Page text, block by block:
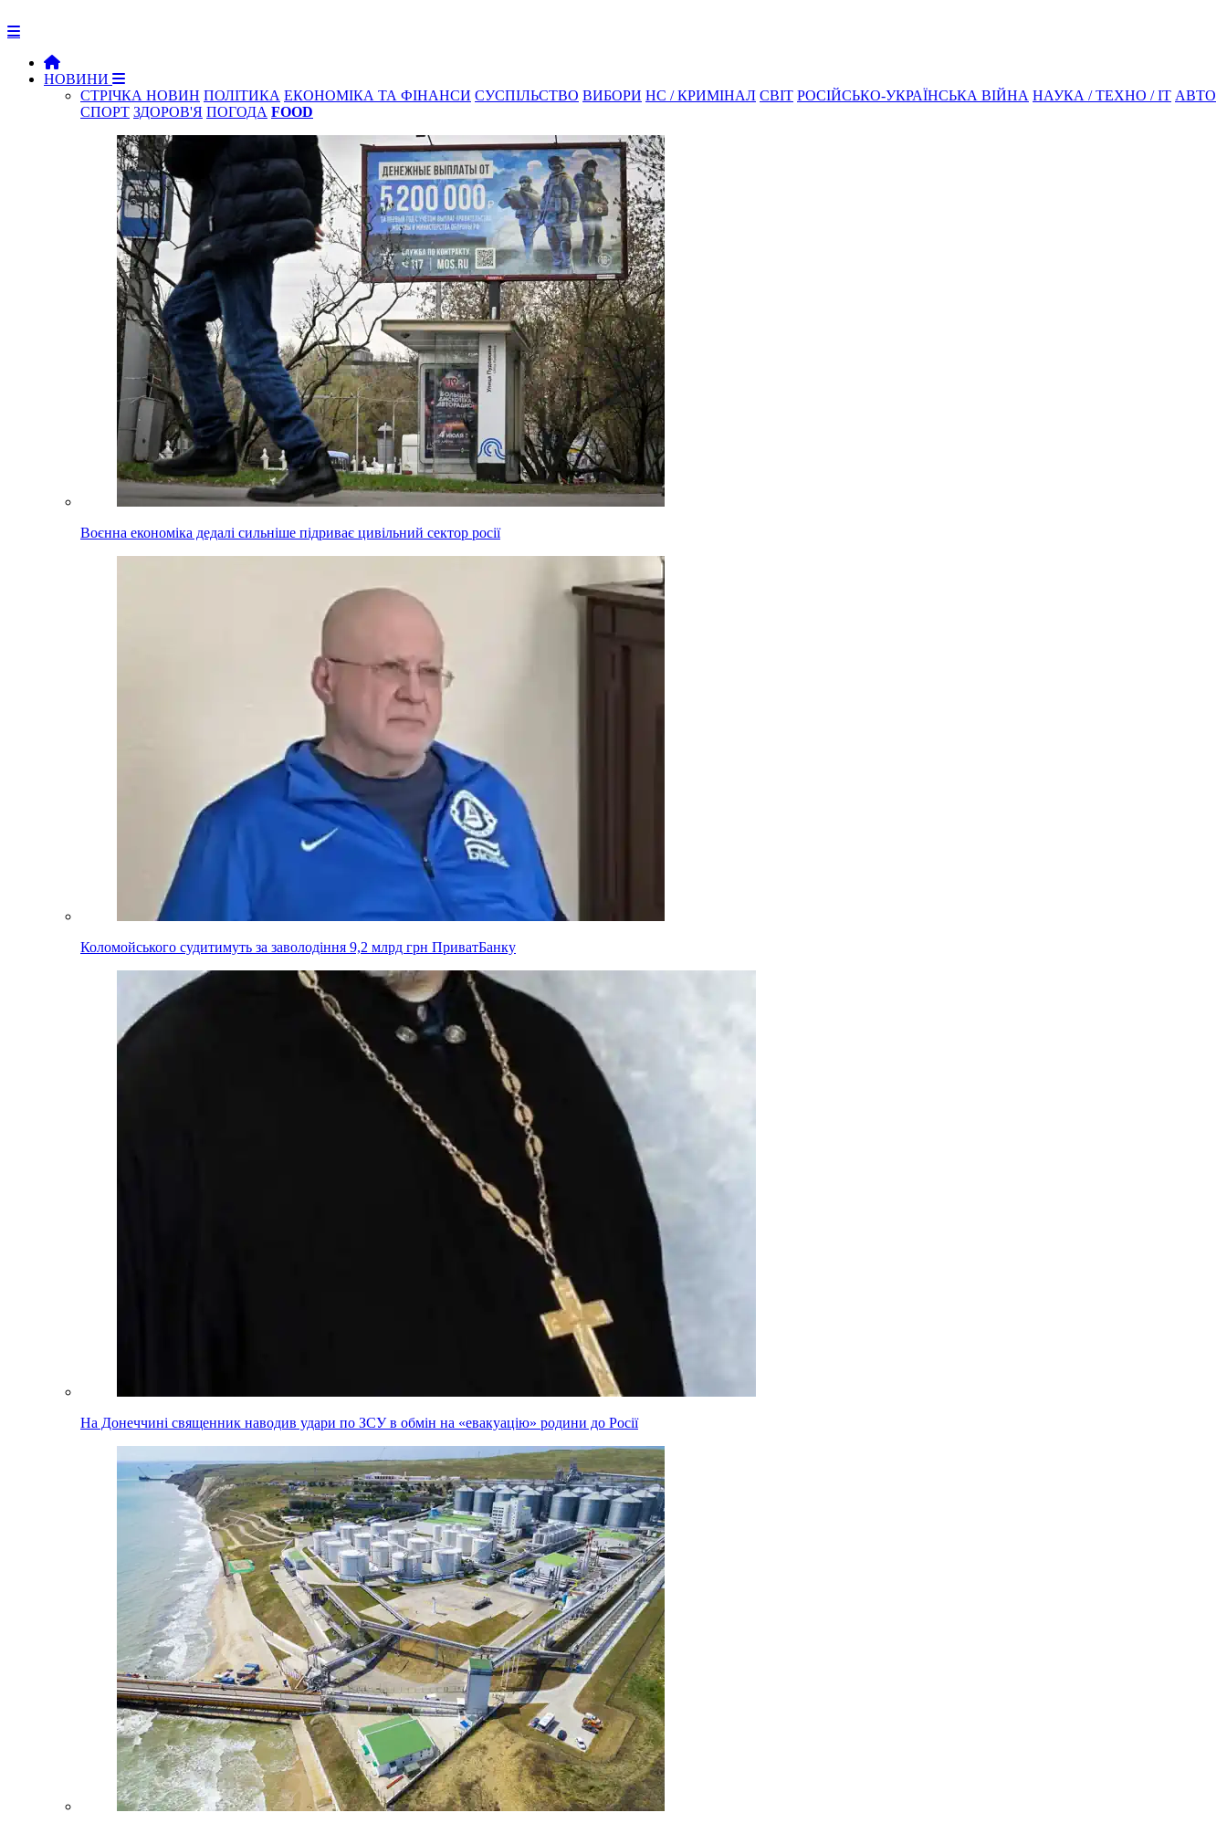
НОВИНИ
СТРІЧКА НОВИН ПОЛІТИКА ЕКОНОМІКА ТА ФІНАНСИ СУСПІЛЬСТВО ВИБОРИ НС / КРИМІНАЛ СВІТ РОСІЙСЬКО-УКРАЇНСЬКА ВІЙНА НАУКА / ТЕХНО / IT АВТО
СПОРТ ЗДОРОВ'Я ПОГОДА FOOD
Воєнна економіка дедалі сильніше підриває цивільний сектор росії
Коломойського судитимуть за заволодіння 9,2 млрд грн ПриватБанку
На Донеччині священник наводив удари по ЗСУ в обмін на «евакуацію» родини до Росії